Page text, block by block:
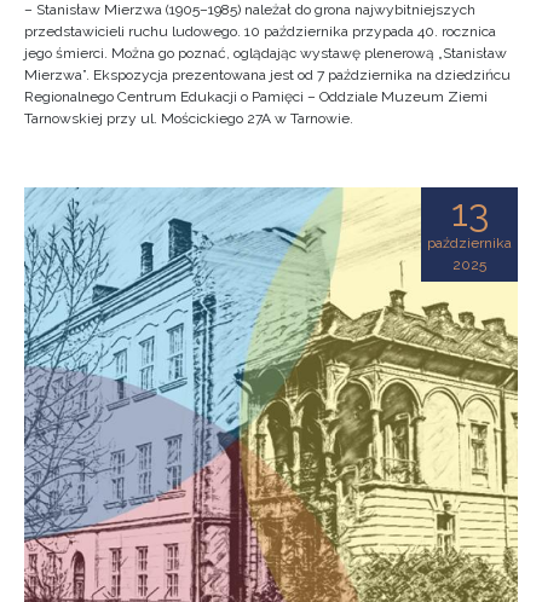
– Stanisław Mierzwa (1905–1985) należał do grona najwybitniejszych
przedstawicieli ruchu ludowego. 10 października przypada 40. rocznica
jego śmierci. Można go poznać, oglądając wystawę plenerową „Stanisław
Mierzwa”. Ekspozycja prezentowana jest od 7 października na dziedzińcu
Regionalnego Centrum Edukacji o Pamięci – Oddziale Muzeum Ziemi
Tarnowskiej przy ul. Mościckiego 27A w Tarnowie.
13
października
2025